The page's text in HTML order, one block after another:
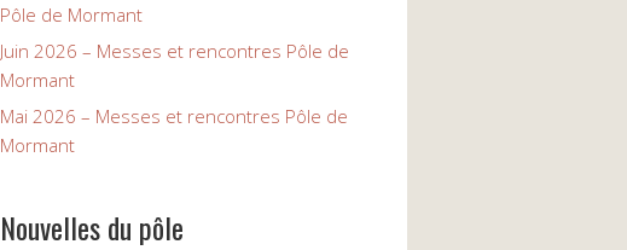
Pôle de Mormant
Juin 2026 – Messes et rencontres Pôle de
Mormant
Mai 2026 – Messes et rencontres Pôle de
Mormant
Nouvelles du pôle